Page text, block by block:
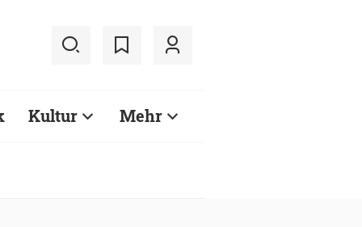
Kultur Mehr